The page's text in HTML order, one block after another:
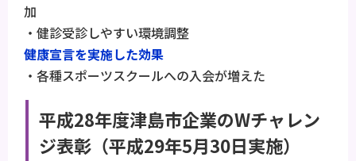
加
・健診受診しやすい環境調整
健康宣言を実施した効果
・各種スポーツスクールへの入会が増えた
平成28年度津島市企業のWチャレン
ジ表彰（平成29年5月30日実施）